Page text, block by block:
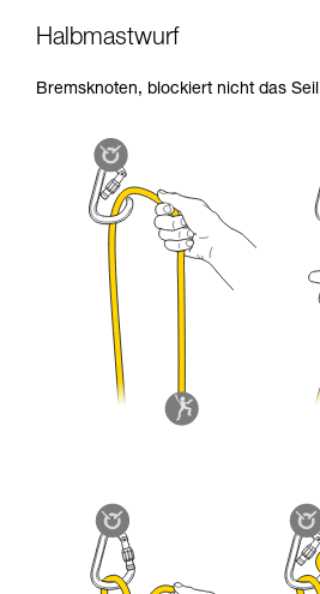
Halbmastwurf
Bremsknoten, blockiert nicht das Seil